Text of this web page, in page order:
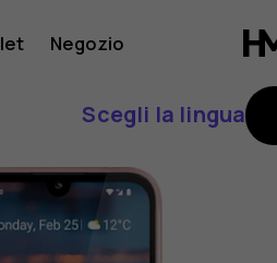
Negozio
Scegli la lingua